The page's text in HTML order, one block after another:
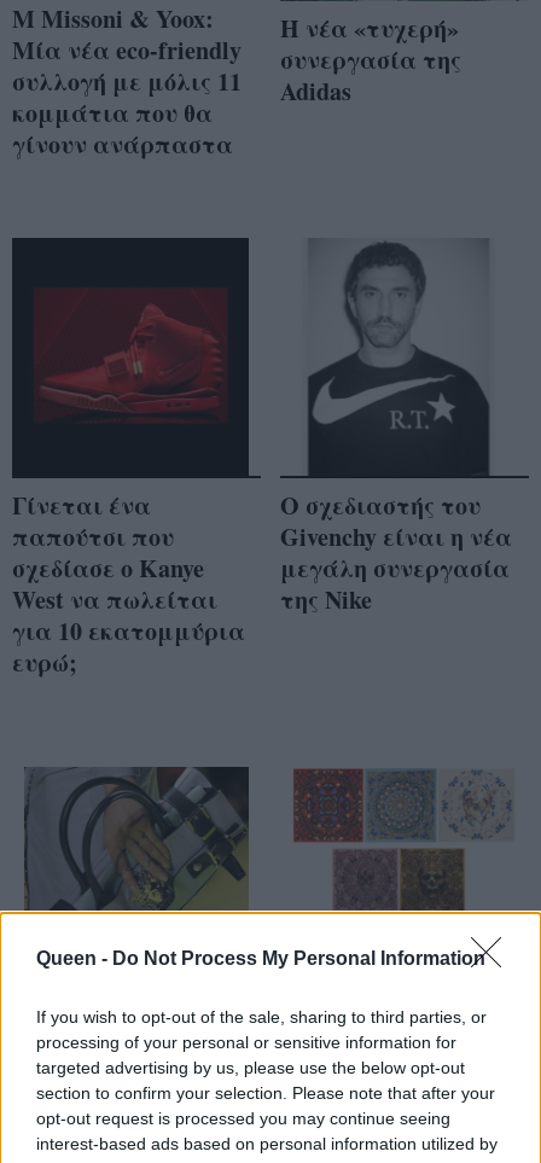
Queen - Do Not Process My Personal Information
If you wish to opt-out of the sale, sharing to third parties, or
processing of your personal or sensitive information for
targeted advertising by us, please use the below opt-out
section to confirm your selection. Please note that after your
opt-out request is processed you may continue seeing
interest-based ads based on personal information utilized by
M Missoni & Yoox:
Μία νέα eco-friendly
συλλογή με μόλις 11
κομμάτια που θα
γίνουν ανάρπαστα
H νέα «τυχερή»
συνεργασία της
Adidas
Γίνεται ένα
παπούτσι που
σχεδίασε ο Kanye
West να πωλείται
για 10 εκατομμύρια
ευρώ;
Ο σχεδιαστής του
Givenchy είναι η νέα
μεγάλη συνεργασία
της Nike
Η νέα συνεργασία
του Versace
Τα McQueen
φουλάρια by Damien
Hirst
αποκαλύφθηκαν